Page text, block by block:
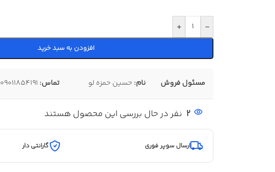
-
+
افزودن به سبد خرید
مسئول فروش نام: حسین حمزه لو تماس: 09011854191
2 نفر در حال بررسی این محصول هستند
ارسال سوپر فوری گارانتی دار